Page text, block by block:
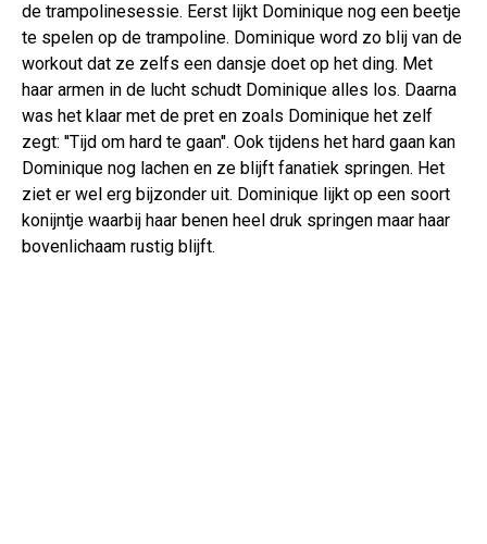
de trampolinesessie. Eerst lijkt Dominique nog een beetje
te spelen op de trampoline. Dominique word zo blij van de
workout dat ze zelfs een dansje doet op het ding. Met
haar armen in de lucht schudt Dominique alles los. Daarna
was het klaar met de pret en zoals Dominique het zelf
zegt: ''Tijd om hard te gaan''. Ook tijdens het hard gaan kan
Dominique nog lachen en ze blijft fanatiek springen. Het
ziet er wel erg bijzonder uit. Dominique lijkt op een soort
konijntje waarbij haar benen heel druk springen maar haar
bovenlichaam rustig blijft.